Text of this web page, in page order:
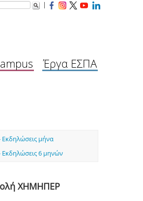
|
Έργα ΕΣΠΑ
Εκδηλώσεις μήνα
Εκδηλώσεις 6 μηνών
ΧΗΜΗΠΕΡ